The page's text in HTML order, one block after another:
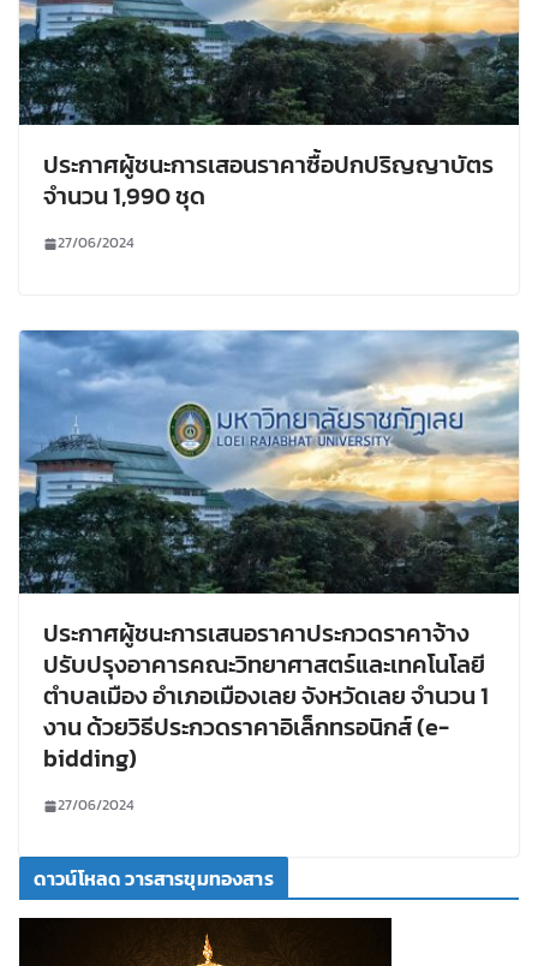
ประกาศผู้ชนะการเสอนราคาซื้อปกปริญญาบัตร
จำนวน 1,990 ชุด
27/06/2024
ประกาศผู้ชนะการเสนอราคาประกวดราคาจ้าง
ปรับปรุงอาคารคณะวิทยาศาสตร์และเทคโนโลยี
ตำบลเมือง อำเภอเมืองเลย จังหวัดเลย จำนวน 1
งาน ด้วยวิธีประกวดราคาอิเล็กทรอนิกส์ (e-
bidding)
27/06/2024
ดาวน์โหลด วารสารขุมทองสาร